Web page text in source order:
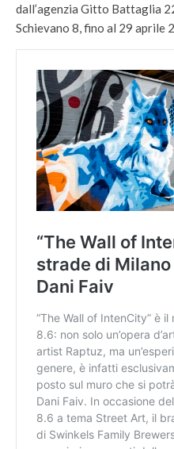
dall’agenzia Gitto Battaglia
Schievano 8, fino al 29 aprile